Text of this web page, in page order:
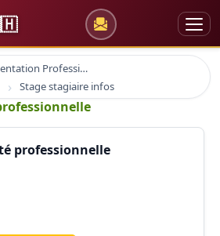
Orientation Professionnelle
Stage stagiaire infos
professionnelle